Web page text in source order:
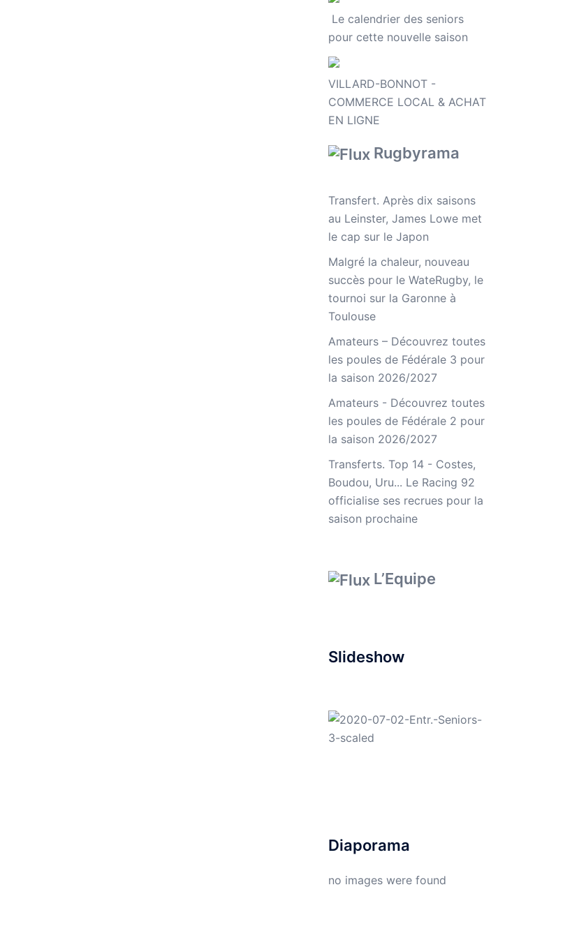
Le calendrier des seniors
pour cette nouvelle saison
VILLARD-BONNOT -
COMMERCE LOCAL & ACHAT
EN LIGNE
Rugbyrama
Transfert. Après dix saisons
au Leinster, James Lowe met
le cap sur le Japon
Malgré la chaleur, nouveau
succès pour le WateRugby, le
tournoi sur la Garonne à
Toulouse
Amateurs – Découvrez toutes
les poules de Fédérale 3 pour
la saison 2026/2027
Amateurs - Découvrez toutes
les poules de Fédérale 2 pour
la saison 2026/2027
Transferts. Top 14 - Costes,
Boudou, Uru... Le Racing 92
officialise ses recrues pour la
saison prochaine
L’Equipe
Slideshow
Diaporama
no images were found